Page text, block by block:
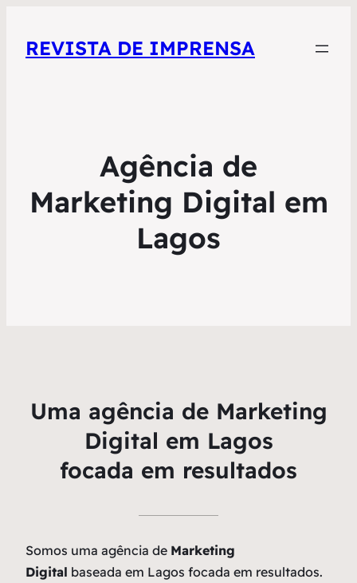
REVISTA DE IMPRENSA
Agência de
Marketing Digital em
Lagos
Uma agência de Marketing
Digital em Lagos
focada em resultados
Somos uma agência de Marketing
Digital baseada em Lagos focada em resultados.